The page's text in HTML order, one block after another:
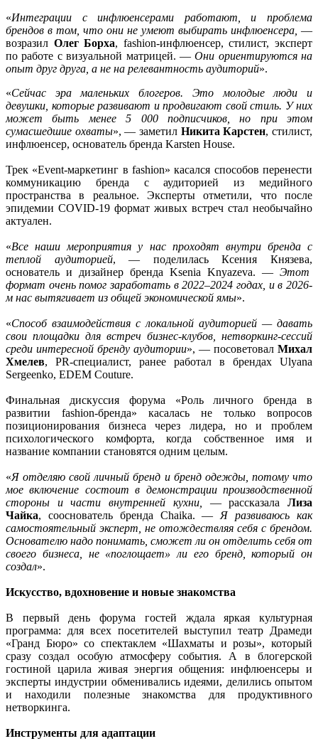
«Интеграции с инфлюенсерами работают, и проблема
брендов в том, что они не умеют выбирать инфлюенсера, —
возразил Олег Борха, fashion-инфлюенсер, стилист, эксперт
по работе с визуальной матрицей. —Они ориентируются на
опыт друг друга, а не на релевантность аудиторий».
«Сейчас эра маленьких блогеров. Это молодые люди и
девушки, которые развивают и продвигают свой стиль. У них
может быть менее 5 000 подписчиков, но при этом
сумасшедшие охваты», — заметил Никита Карстен, стилист,
инфлюенсер, основатель бренда Karsten House.
Трек «Event-маркетинг в fashion» касался способов перенести
коммуникацию бренда с аудиторией из медийного
пространства в реальное. Эксперты отметили, что после
эпидемии COVID-19 формат живых встреч стал необычайно
актуален.
«Все наши мероприятия у нас проходят внутри бренда с
теплой аудиторией, — поделилась Ксения Князева,
основатель и дизайнер бренда Ksenia Knyazeva. — Этот
формат очень помог заработать в 2022–2024 годах, и в 2026-
м нас вытягивает из общей экономической ямы».
«Способ взаимодействия с локальной аудиторией — давать
свои площадки для встреч бизнес-клубов, нетворкинг-сессий
среди интересной бренду аудитории», — посоветовал Михал
Хмелев, PR-специалист, ранее работал в брендах Ulyana
Sergeenko, EDEM Couture.
Финальная дискуссия форума «Роль личного бренда в
развитии fashion-бренда» касалась не только вопросов
позиционирования бизнеса через лидера, но и проблем
психологического комфорта, когда собственное имя и
название компании становятся одним целым.
«Я отделяю свой личный бренд и бренд одежды, потому что
мое включение состоит в демонстрации производственной
стороны и части внутренней кухни,
— рассказалаЛиза
Чайка, сооснователь бренда Chaika. — Я развиваюсь как
самостоятельный эксперт, не отождествляя себя с брендом.
Основателю надо понимать, сможет ли он отделить себя от
своего бизнеса, не «поглощает» ли его бренд, который он
создал».
Искусство, вдохновение и новые знакомства
В первый день форума гостей ждала яркая культурная
программа: для всех посетителей выступил театр Драмеди
«Гранд Бюро» со спектаклем «Шахматы и розы», который
сразу создал особую атмосферу события. А в блогерской
гостиной царила живая энергия общения: инфлюенсеры и
эксперты индустрии обменивались идеями, делились опытом
и находили полезные знакомства для продуктивного
нетворкинга.
Инструменты для адаптации